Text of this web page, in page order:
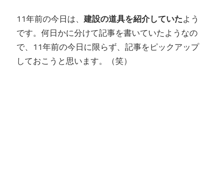
11年前の今日は、建設の道具を紹介していたよう
です。何日かに分けて記事を書いていたようなの
で、11年前の今日に限らず、記事をピックアップ
しておこうと思います。（笑）